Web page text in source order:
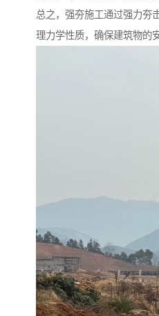
总之，强夯施工通过强力夯
理力学性质，确保建筑物的